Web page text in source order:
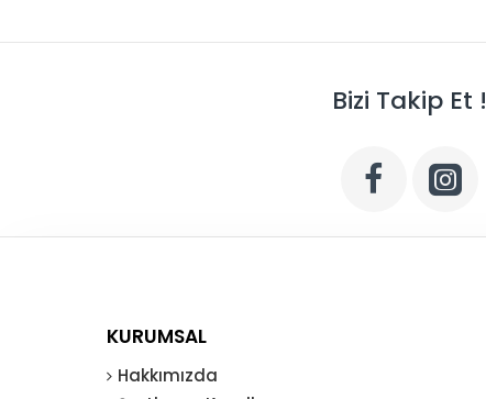
Bizi Takip Et !
KURUMSAL
Hakkımızda